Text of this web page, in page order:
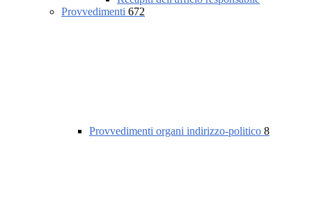
Provvedimenti 672
Provvedimenti organi indirizzo-politico 8